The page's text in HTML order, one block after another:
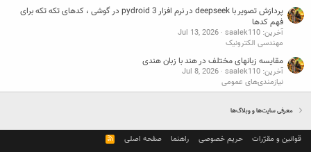
پردازش تصویر با deepseek در نرم افزار pydroid 3 در گوشی ، کدهای تکه تکه برای
فهم کدها
آخرین: saalek110
Jul 13, 2026
مهندسی الکترونیک
مقایسه زبانهای مختلف در هند با زبان هندی
آخرین: saalek110
Jul 8, 2026
نیازمندی‌های عمومی
معرفی سایت‌ها و وبلاگ‌ها
قوانین و مقرّرات حریم خصوصی راهنما صفحه اصلی
R
S